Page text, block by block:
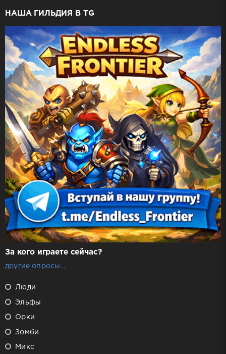
НАША ГИЛЬДИЯ В TG
За кого играете сейчас?
другие опросы...
Люди
Эльфы
Орки
Зомби
Микс